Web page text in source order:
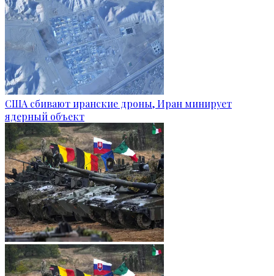
США сбивают иранские дроны, Иран минирует
ядерный объект